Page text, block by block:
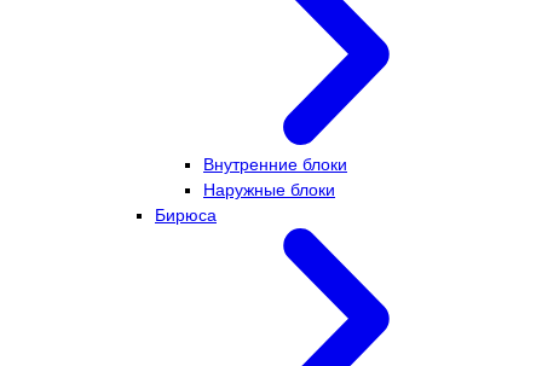
Внутренние блоки
Наружные блоки
Бирюса